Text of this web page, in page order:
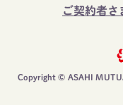
ご契約者さ
Copyright © ASAHI